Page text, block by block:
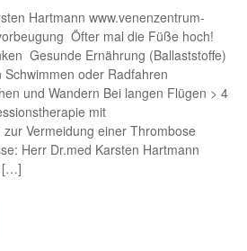
Hartmann www.venenzentrum-
Öfter mal die Füße hoch!
Gesunde Ernährung (Ballaststoffe)
oder Radfahren
und Wandern Bei langen Flügen > 4
mit
Vermeidung einer Thrombose
Herr Dr.med Karsten Hartmann
[…]